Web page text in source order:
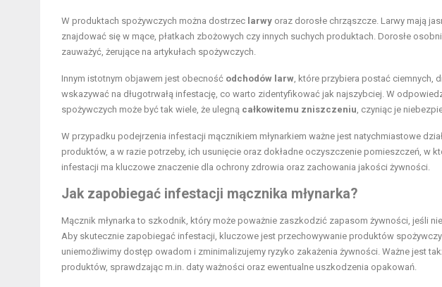
W produktach spożywczych można dostrzec larwy oraz dorosłe chrząszcze. Larwy mają
znajdować się w mące, płatkach zbożowych czy innych suchych produktach. Dorosłe
zauważyć, żerujące na artykułach spożywczych.
Innym istotnym objawem jest obecność odchodów larw , które przybiera postać ciemnych,
wskazywać na długotrwałą infestację, co warto zidentyfikować jak najszybciej. W
spożywczych może być tak wiele, że ulegną całkowitemu zniszczeniu , czyniąc je
W przypadku podejrzenia infestacji mącznikiem młynarkiem ważne jest natychmiastowe
produktów, a w razie potrzeby, ich usunięcie oraz dokładne oczyszczenie pomieszczeń, w
infestacji ma kluczowe znaczenie dla ochrony zdrowia oraz zachowania jakości żywności.
Jak zapobiegać infestacji mącznika młynarka?
Mącznik młynarka to szkodnik, który może poważnie zaszkodzić zapasom żywności, jeśli
Aby skutecznie zapobiegać infestacji, kluczowe jest przechowywanie produktów
uniemożliwimy dostęp owadom i zminimalizujemy ryzyko zakażenia żywności. Ważne jest
produktów, sprawdzając m.in. daty ważności oraz ewentualne uszkodzenia opakowań.